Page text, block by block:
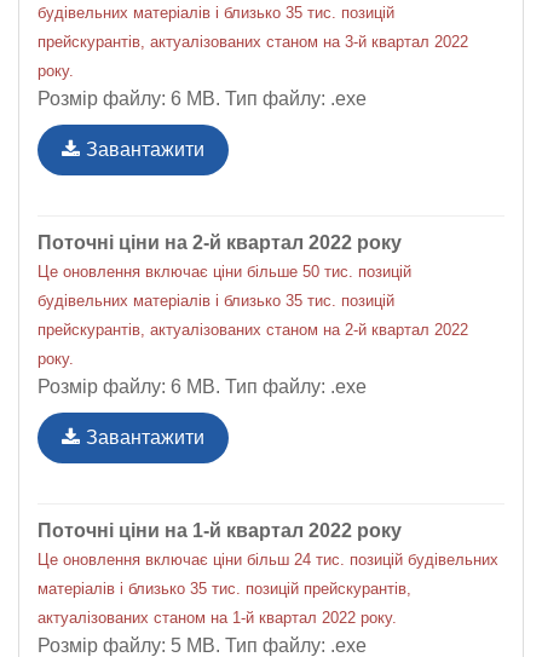
будівельних матеріалів і близько 35 тис. позицій
прейскурантів, актуалізованих станом на 3-й квартал 2022
року.
Розмір файлу: 6 MB. Тип файлу: .exe
Завантажити
Поточні ціни на 2-й квартал 2022 року
Це оновлення включає ціни більше 50 тис. позицій
будівельних матеріалів і близько 35 тис. позицій
прейскурантів, актуалізованих станом на 2-й квартал 2022
року.
Розмір файлу: 6 MB. Тип файлу: .exe
Завантажити
Поточні ціни на 1-й квартал 2022 року
Це оновлення включає ціни більш 24 тис. позицій будівельних
матеріалів і близько 35 тис. позицій прейскурантів,
актуалізованих станом на 1-й квартал 2022 року.
Розмір файлу: 5 MB. Тип файлу: .exe